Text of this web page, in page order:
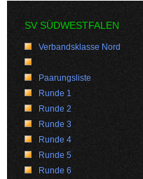
SV SÜDWESTFALEN
Verbandsklasse Nord
Paarungsliste
Runde 1
Runde 2
Runde 3
Runde 4
Runde 5
Runde 6